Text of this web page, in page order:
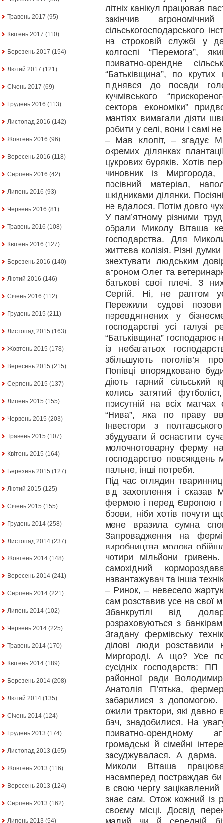
Травень 2017 (95)
Квітень 2017 (110)
Березень 2017 (154)
Лютий 2017 (121)
Січень 2017 (69)
Грудень 2016 (113)
Листопад 2016 (142)
Жовтень 2016 (96)
Вересень 2016 (118)
Серпень 2016 (42)
Липень 2016 (93)
Червень 2016 (81)
Травень 2016 (108)
Квітень 2016 (127)
Березень 2016 (140)
Лютий 2016 (146)
Січень 2016 (112)
Грудень 2015 (211)
Листопад 2015 (163)
Жовтень 2015 (178)
Вересень 2015 (215)
Серпень 2015 (137)
Липень 2015 (155)
Червень 2015 (203)
Травень 2015 (107)
Квітень 2015 (164)
Березень 2015 (127)
Лютий 2015 (125)
Січень 2015 (155)
Грудень 2014 (258)
Листопад 2014 (237)
Жовтень 2014 (148)
Вересень 2014 (241)
Серпень 2014 (221)
Липень 2014 (102)
Червень 2014 (225)
Травень 2014 (170)
Квітень 2014 (189)
Березень 2014 (208)
Лютий 2014 (135)
Січень 2014 (124)
Грудень 2013 (174)
Листопад 2013 (165)
Жовтень 2013 (116)
Вересень 2013 (124)
Серпень 2013 (162)
Липень 2013 (54)
літніх канікул працював
закінчив
сільськогосподарського
на строковій службі у
колгоспі “Перемога”,
приватно-орендне
“Батьківщина”, по
піднявся до посади
кучмівського
сектора економіки”
мантіях вимагали діяти
робити у селі, вони і самі
– Мав клопіт, – згадує
окремих ділянках
цукрових буряків. Хотів
чиновник із
посівний матеріал,
шкідниками ділянки.
не вдалося. Потім довго
У пам’ятному різними
обрали Миколу Віташа
господарства. Для
життєва колізія. Різні
знехтувати людським
агроном Олег та
батькові свої плечі. З
Сергій. Ні, не раптом
Пережили судові
перевдягнених у
господарстві усі галузі
“Батьківщина” господарює
із небагатьох
збільшують поголів’я
Попівці впорядковано
діють гарний сільський
колись затятий
присутній на всіх матчах
“Нива”, яка по праву
Інвестори з
збудувати й оснастити
молочнотоварну ферму
господарство повсякдень
пальне, інші потреби.
Під час оглядин
від захоплення і сказав
фермою і перед Європою
брови, ніби хотів почути
мене вразила сумна
Запровадження на фермі
виробництва молока
чотири мільйони
самохідний
навантажувач та інша
– Ринок, – невесело
сам розставив усе на свої
Збанкрутілі від
розраховуються з
Згадану фермівську
ділові люди
Миргороді. А що? Усе по
сусідніх господарств:
районної ради
Анатолія П’ятька,
забарилися з допомогою.
ожили трактори, які давно
бач, знадобилися. На
приватно-орендному
громадські й сімейні
засуджувалася. А дарма.
Миколи Віташа
насамперед постраждав би
в свою чергу
знає сам. Отож кожний із
своєму місці. Досвід
малий чи й середній